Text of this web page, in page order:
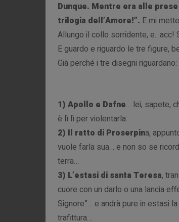
Dunque. Mentre era alle
trilogia dell’Amore!”. E mi
Allungo il collo sorridente, e.. acc!
E guardo e riguardo le tre figure,
Già perché i tre disegni riguardano:
1) Apollo e Dafne… lei, sapete,
è lì lì per violentarla.
2) Il ratto di Proserpina,
vuole farla sua… e non so se
terra…
3) L’estasi di santa Teresa,
cuore con un darlo o una lancia
Signore”… e andrà pure in estasi
trafittura…